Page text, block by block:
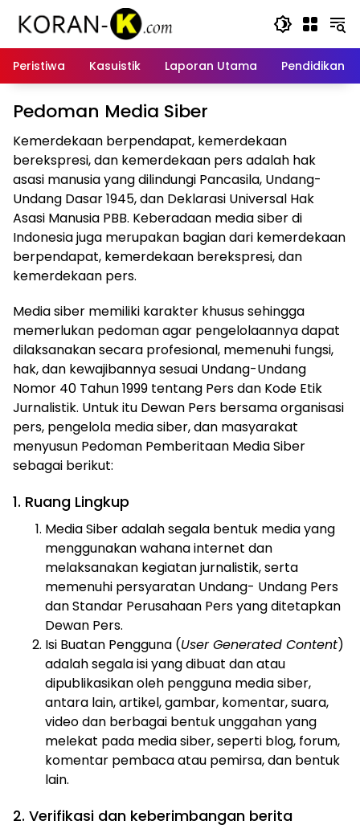
Peristiwa
Kasuistik Laporan Utama Pendidikan
Pedoman Media Siber
Kemerdekaan berpendapat, kemerdekaan
berekspresi, dan kemerdekaan pers adalah hak
asasi manusia yang dilindungi Pancasila, Undang-
Undang Dasar 1945, dan Deklarasi Universal Hak
Asasi Manusia PBB. Keberadaan media siber di
Indonesia juga merupakan bagian dari kemerdekaan
berpendapat, kemerdekaan berekspresi, dan
kemerdekaan pers.
Media siber memiliki karakter khusus sehingga
memerlukan pedoman agar pengelolaannya dapat
dilaksanakan secara profesional, memenuhi fungsi,
hak, dan kewajibannya sesuai Undang-Undang
Nomor 40 Tahun 1999 tentang Pers dan Kode Etik
Jurnalistik. Untuk itu Dewan Pers bersama organisasi
pers, pengelola media siber, dan masyarakat
menyusun Pedoman Pemberitaan Media Siber
sebagai berikut:
1. Ruang Lingkup
Media Siber adalah segala bentuk media yang
menggunakan wahana internet dan
melaksanakan kegiatan jurnalistik, serta
memenuhi persyaratan Undang- Undang Pers
dan Standar Perusahaan Pers yang ditetapkan
Dewan Pers.
Isi Buatan Pengguna (User Generated Content)
adalah segala isi yang dibuat dan atau
dipublikasikan oleh pengguna media siber,
antara lain, artikel, gambar, komentar, suara,
video dan berbagai bentuk unggahan yang
melekat pada media siber, seperti blog, forum,
komentar pembaca atau pemirsa, dan bentuk
lain.
2. Verifikasi dan keberimbangan berita